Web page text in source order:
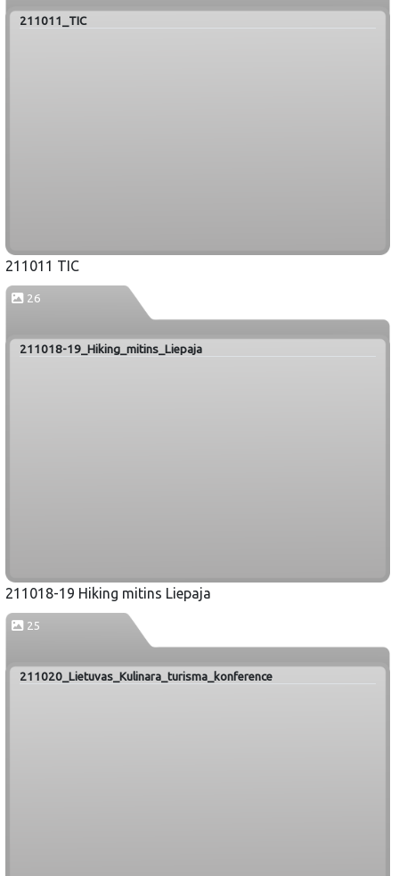
211011_TIC
211011 TIC
26
211018-19_Hiking_mitins_Liepaja
211018-19 Hiking mitins Liepaja
25
211020_Lietuvas_Kulinara_turisma_konference